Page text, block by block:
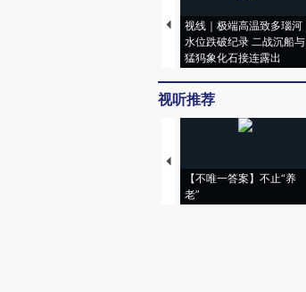
视线｜极端高温致多瑙河
水位跌破纪录 二战沉船与
猛犸象化石接连露出
视听推荐
【不唯一答案】不止“养
老”